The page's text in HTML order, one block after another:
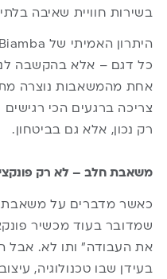
בשירות חוויית שאיבה
כל דגם – אלא בהקשבה
אחת מהמשאבות נוצרה
צריכה ברגעים הכי
רק נכון, אלא גם בביטחון.
משאבת חלב – לא רק
כאשר מדברים על משאבת
שמדובר בעוד מכשיר
את העבודה” ותו לא. אבל
בעידן שבו טכנולוגיה,